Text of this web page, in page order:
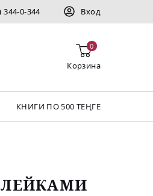
344-0-344 Вход
0
Корзина
КНИГИ ПО 500 ТЕҢГЕ